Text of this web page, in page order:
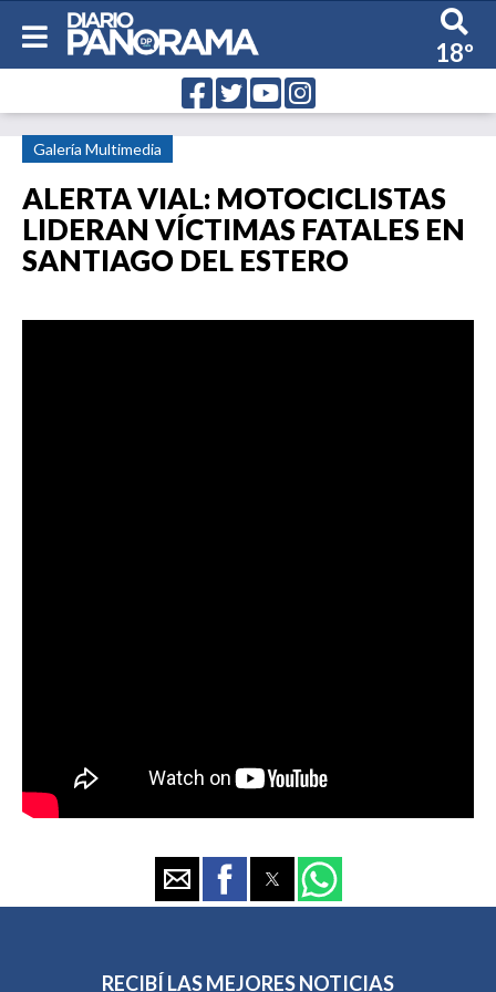
18º
Galería Multimedia
ALERTA VIAL: MOTOCICLISTAS
LIDERAN VÍCTIMAS FATALES EN
SANTIAGO DEL ESTERO
RECIBÍ LAS MEJORES NOTICIAS